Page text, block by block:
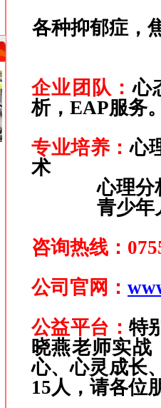
各种抑郁症，
企业团队：心
析，EAP服务
专业培养：心
术
心理分
青少年
咨询热线：
公司官网：
公益平台： 特
晓燕老师实战
心、心灵成长
15人，请各位